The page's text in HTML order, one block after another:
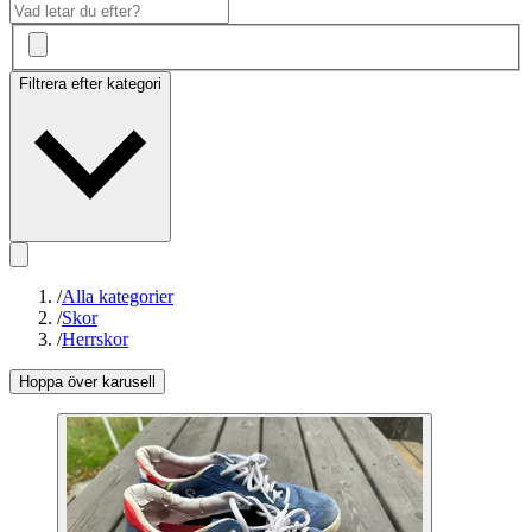
Filtrera efter kategori
/Alla kategorier
/Skor
/Herrskor
Hoppa över karusell